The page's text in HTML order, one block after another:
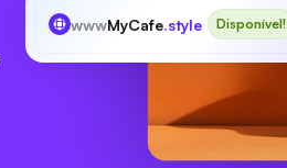
wwwMyCafe.style Disponível!